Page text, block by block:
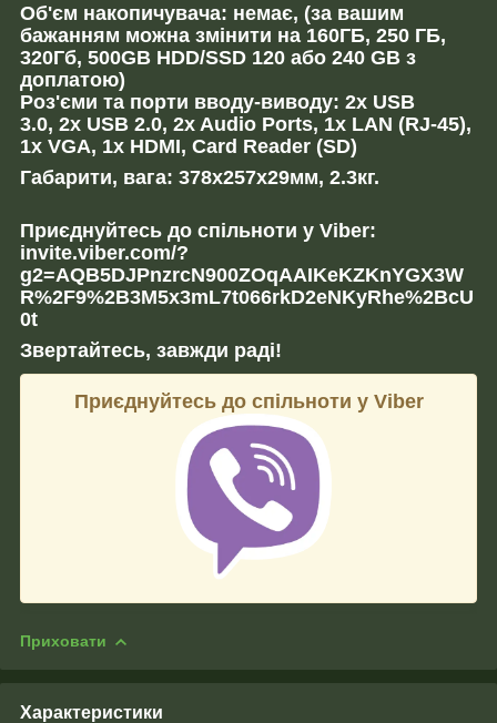
Об'єм накопичувача: немає, (за вашим
бажанням можна змінити на 160ГБ, 250 ГБ,
320Гб, 500GB HDD/SSD 120 або 240 GB з
доплатою)
Роз'єми та порти вводу-виводу: 2x USB
3.0, 2x USB 2.0, 2x Audio Ports, 1x LAN (RJ-45),
1x VGA, 1x HDMI, Card Reader (SD)
Габарити, вага: 378x257x29мм, 2.3кг.
Приєднуйтесь до спільноти у Viber:
invite.viber.com/?
g2=AQB5DJPnzrcN900ZOqAAIKeKZKnYGX3W
R%2F9%2B3M5x3mL7t066rkD2eNKyRhe%2BcU
0t
Звертайтесь, завжди раді!
Приєднуйтесь до спільноти у Viber
Приховати
Характеристики